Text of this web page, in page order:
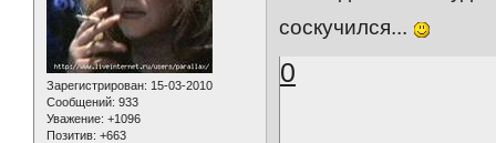
Зарегистрирован: 15-03-2010
Сообщений: 933
Уважение: +1096
Позитив: +663
соскучился...
0